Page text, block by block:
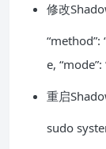
修改
“method”:
e,
重启
sudo